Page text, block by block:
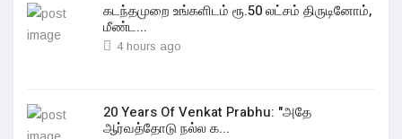
கடந்தமுறை உங்களிடம் ரூ.50 லட்சம் திருடினோம்,
மீண்ட...
4 hours ago
20 Years Of Venkat Prabhu: "அதே
ஆர்வத்தோடு நல்ல க...